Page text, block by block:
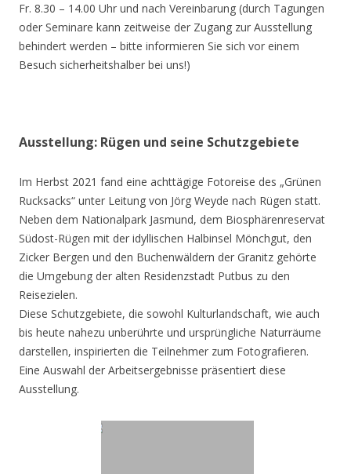
Fr. 8.30 – 14.00 Uhr und nach Vereinbarung (durch Tagungen
oder Seminare kann zeitweise der Zugang zur Ausstellung
behindert werden – bitte informieren Sie sich vor einem
Besuch sicherheitshalber bei uns!)
Ausstellung: Rügen und seine Schutzgebiete
Im Herbst 2021 fand eine achttägige Fotoreise des „Grünen
Rucksacks“ unter Leitung von Jörg Weyde nach Rügen statt.
Neben dem Nationalpark Jasmund, dem Biosphärenreservat
Südost-Rügen mit der idyllischen Halbinsel Mönchgut, den
Zicker Bergen und den Buchenwäldern der Granitz gehörte
die Umgebung der alten Residenzstadt Putbus zu den
Reisezielen.
Diese Schutzgebiete, die sowohl Kulturlandschaft, wie auch
bis heute nahezu unberührte und ursprüngliche Naturräume
darstellen, inspirierten die Teilnehmer zum Fotografieren.
Eine Auswahl der Arbeitsergebnisse präsentiert diese
Ausstellung.